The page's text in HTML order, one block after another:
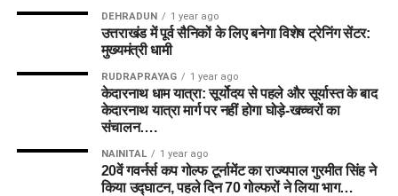
DEHRADUN 1 year ago
उत्तराखंड में पूर्व सैनिकों के लिए बनेगा विशेष ट्रेनिंग सेंटर:
मुख्यमंत्री धामी
RUDRAPRAYAG 1 year ago
केदारनाथ धाम यात्रा: सूर्योदय से पहले और सूर्यास्त के बाद
केदारनाथ यात्रा मार्ग पर नहीं होगा घोड़े-खच्चरों का
संचालन….
NAINITAL 1 year ago
20वें गवर्नर्स कप गोल्फ टूर्नामेंट का राज्यपाल गुरमीत सिंह ने
किया उद्घाटन, पहले दिन 70 गोल्फरों ने लिया भाग…